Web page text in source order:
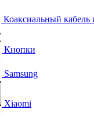
Коаксиальный кабель
Кнопки
Samsung
Xiaomi